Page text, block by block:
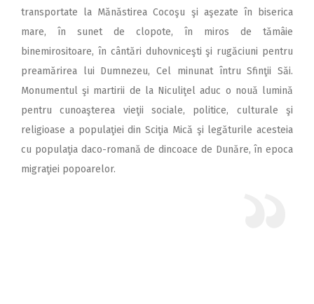
transportate la Mănăstirea Cocoşu şi aşezate în biserica
mare, în sunet de clopote, în miros de tămâie
binemirositoare, în cântări duhovniceşti şi rugăciuni pentru
preamărirea lui Dumnezeu, Cel minunat întru Sfinţii Săi.
Monumentul şi martirii de la Niculiţel aduc o nouă lumină
pentru cunoaşterea vieţii sociale, politice, culturale şi
religioase a populaţiei din Sciţia Mică şi legăturile acesteia
cu populaţia daco-romană de dincoace de Dunăre, în epoca
migraţiei popoarelor.